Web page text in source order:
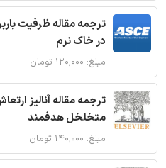
ترجمه مقاله ظرفیت
در خاک نرم
مبلغ: ۱۲۰,۰۰۰ تومان
ترجمه مقاله آنالیز
متخلخل هدفمند
مبلغ: ۱۴۰,۰۰۰ تومان